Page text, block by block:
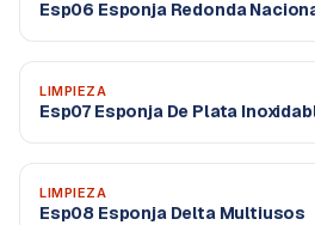
Esp06 Esponja Redonda
LIMPIEZA
Esp07 Esponja De Plata
LIMPIEZA
Esp08 Esponja Delta Multiusos